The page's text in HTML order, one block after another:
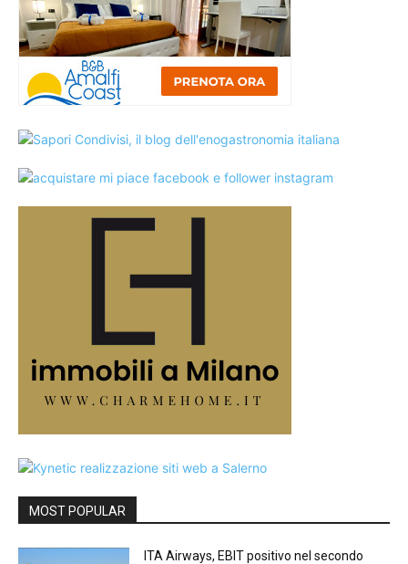
MOST POPULAR
ITA Airways, EBIT positivo nel secondo